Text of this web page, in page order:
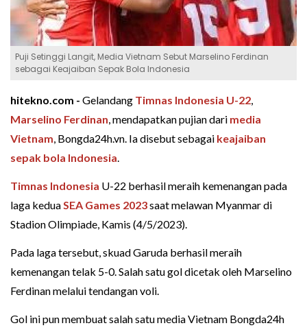
Puji Setinggi Langit, Media Vietnam Sebut Marselino Ferdinan
sebagai Keajaiban Sepak Bola Indonesia
hitekno.com - Gelandang Timnas Indonesia U-22,
Marselino Ferdinan, mendapatkan pujian dari media
Vietnam, Bongda24h.vn. Ia disebut sebagai keajaiban
sepak bola Indonesia.
Timnas Indonesia U-22 berhasil meraih kemenangan pada
laga keduaSEA Games 2023saat melawan Myanmar di
Stadion Olimpiade, Kamis (4/5/2023).
Pada laga tersebut, skuad Garuda berhasil meraih
kemenangan telak 5-0. Salah satu gol dicetak oleh Marselino
Ferdinan melalui tendangan voli.
Gol ini pun membuat salah satu media Vietnam Bongda24h